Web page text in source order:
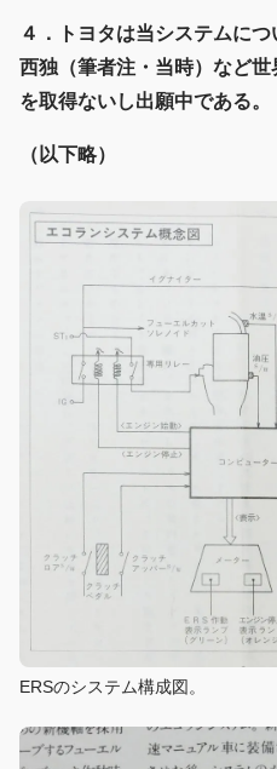
４．トヨタは当システムにつ
西独（筆者注・当時）など
を取得ないし出願中である。
（以下略）
ERSのシステム構成図。